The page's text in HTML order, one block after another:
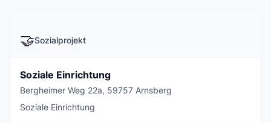
🤝Sozialprojekt
Soziale Einrichtung
Bergheimer Weg 22a, 59757 Arnsberg
Soziale Einrichtung